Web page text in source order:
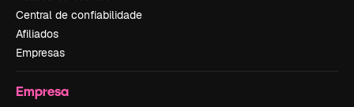
Central de confiabilidade
Afiliados
Empresas
Empresa